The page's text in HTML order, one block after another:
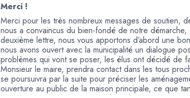
Merci !
Merci pour les très nombreux messages de soutien,
nous a convaincus du bien-fondé de notre
deuxième lettre, nous vous apportons d’abord une
nous avons ouvert avec la municipalité un dialogue
problèmes qui vont se poser, les élus ont décidé de
Monsieur le maire, prendra contact dans les tous
se poursuivra par la suite pour préciser les
ouverture au public de la maison principale, ce que